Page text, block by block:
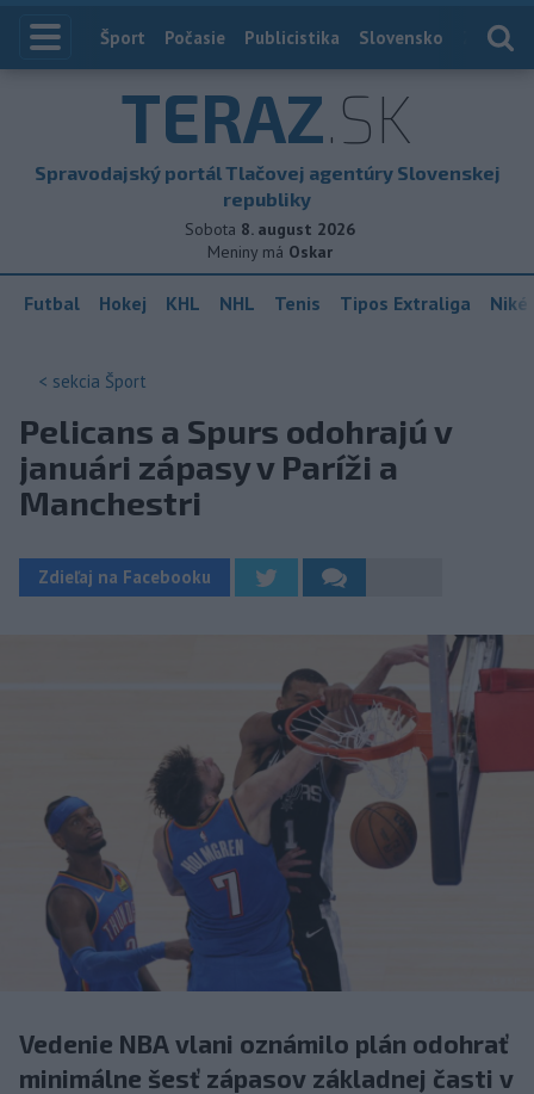
Index
Šport Počasie Publicistika Slovensko
TERAZ.SK
Spravodajský portál Tlačovej agentúry Slovenskej
republiky
Sobota 8. august 2026
Meniny má Oskar
Futbal Hokej KHL NHL Tenis Tipos Extraliga
< sekcia Šport
Pelicans a Spurs odohrajú v
januári zápasy v Paríži a
Manchestri
Zdieľaj na Facebooku
Vedenie NBA vlani oznámilo plán odohrať
minimálne šesť zápasov základnej časti v